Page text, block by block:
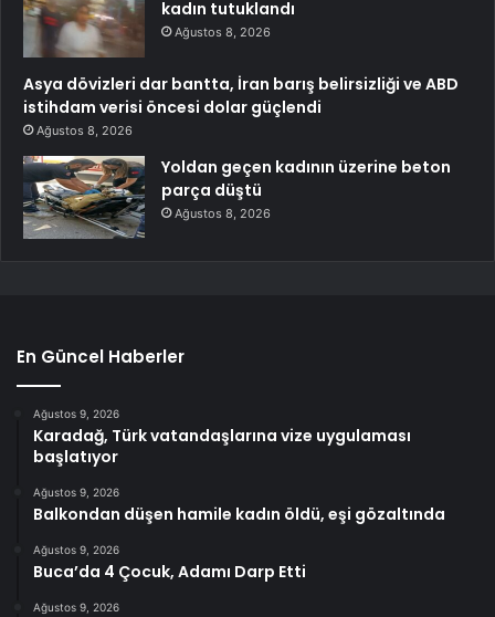
kadın tutuklandı
Ağustos 8, 2026
Asya dövizleri dar bantta, İran barış belirsizliği ve ABD
istihdam verisi öncesi dolar güçlendi
Ağustos 8, 2026
Yoldan geçen kadının üzerine beton
parça düştü
Ağustos 8, 2026
En Güncel Haberler
Ağustos 9, 2026
Karadağ, Türk vatandaşlarına vize uygulaması
başlatıyor
Ağustos 9, 2026
Balkondan düşen hamile kadın öldü, eşi gözaltında
Ağustos 9, 2026
Buca’da 4 Çocuk, Adamı Darp Etti
Ağustos 9, 2026